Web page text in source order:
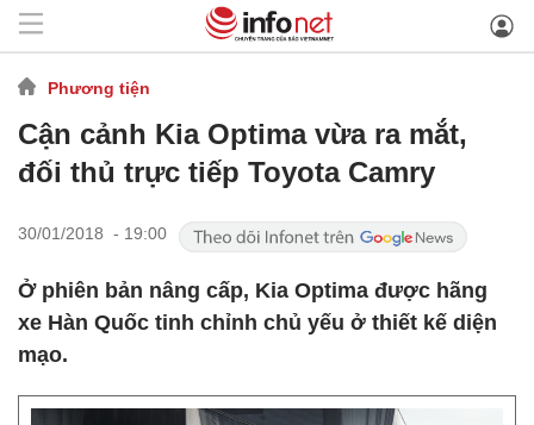
Phương tiện
Cận cảnh Kia Optima vừa ra mắt,
đối thủ trực tiếp Toyota Camry
30/01/2018 - 19:00
Ở phiên bản nâng cấp, Kia Optima được hãng
xe Hàn Quốc tinh chỉnh chủ yếu ở thiết kế diện
mạo.